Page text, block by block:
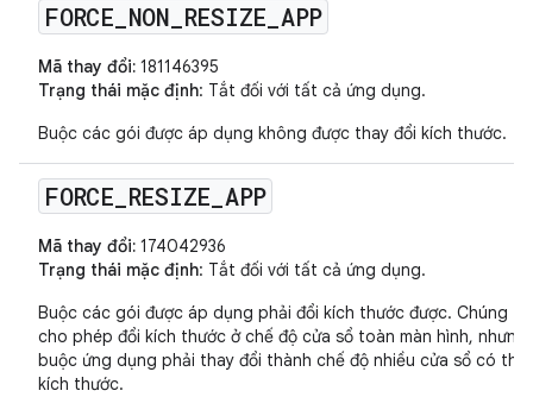
FORCE NON RESIZE APP
Mã thay đổi: 181146395
Trạng thái mặc định: Tắt đối với tất cả ứng dụng.
Buộc các gói được áp dụng không được thay đổi kích thước.
FORCE RESIZE APP
Mã thay đổi: 174042936
Trạng thái mặc định: Tắt đối với tất cả ứng dụng.
Buộc các gói được áp dụng phải đổi kích thước được. Chúng
cho phép đổi kích thước ở chế độ cửa sổ toàn màn hình, nhưng
buộc ứng dụng phải thay đổi thành chế độ nhiều cửa sổ có thể
kích thước.